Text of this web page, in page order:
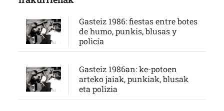
Gasteiz 1986: fiestas entre botes
de humo, punkis, blusas y
policía
Gasteiz 1986an: ke-potoen
arteko jaiak, punkiak, blusak
eta polizia